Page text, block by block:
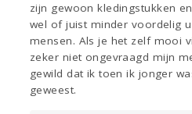
zijn gewoon kledingstukken
wel of juist minder voordelig
mensen. Als je het zelf mooi
zeker niet ongevraagd mijn
gewild dat ik toen ik jonger
geweest.